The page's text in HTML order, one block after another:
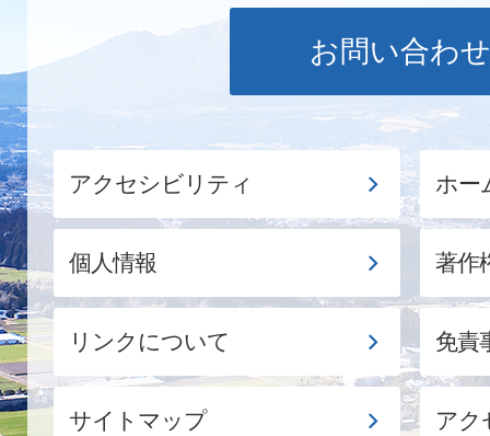
お問い合わせ
アクセシビリティ ホー
個人情報 著作
リンクについて 免責
サイトマップ アク